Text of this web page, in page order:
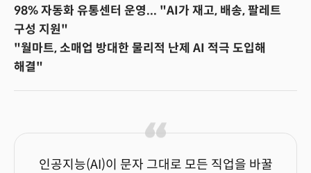
98% 자동화 유통센터 운영... "AI가 재고, 배송, 팔레트
구성 지원"
"월마트, 소매업 방대한 물리적 난제 AI 적극 도입해
해결"
인공지능(AI)이 문자 그대로 모든 직업을 바꿀